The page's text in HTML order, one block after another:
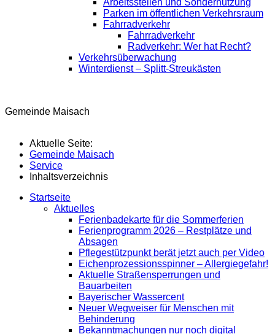
Arbeitsstellen und Sondernutzung
Parken im öffentlichen Verkehrsraum
Fahrradverkehr
Fahrradverkehr
Radverkehr: Wer hat Recht?
Verkehrsüberwachung
Winterdienst – Splitt-Streukästen
Gemeinde Maisach
Aktuelle Seite:
Gemeinde Maisach
Service
Inhaltsverzeichnis
Startseite
Aktuelles
Ferienbadekarte für die Sommerferien
Ferienprogramm 2026 – Restplätze und
Absagen
Pflegestützpunkt berät jetzt auch per Video
Eichenprozessionsspinner – Allergiegefahr!
Aktuelle Straßensperrungen und
Bauarbeiten
Bayerischer Wassercent
Neuer Wegweiser für Menschen mit
Behinderung
Bekanntmachungen nur noch digital